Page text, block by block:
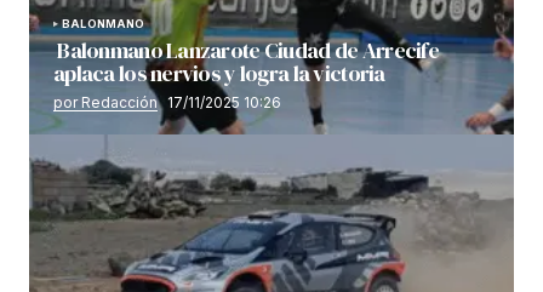
BALONMANO
Balonmano Lanzarote Ciudad de Arrecife
aplaca los nervios y logra la victoria
por Redacción 17/11/2025 10:26